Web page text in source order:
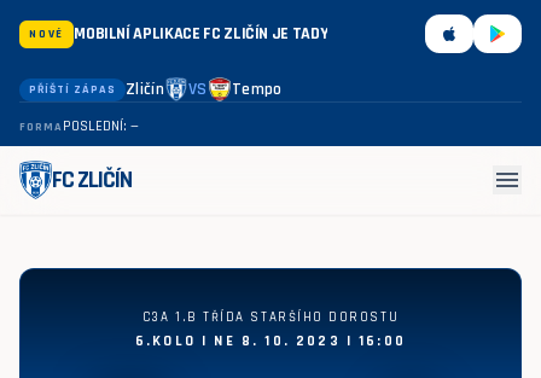
NOVÉ MOBILNÍ APLIKACE FC ZLIČÍN JE TADY
PŘÍŠTÍ ZÁPAS Zličín VS Tempo
FORMAPOSLEDNÍ: —
FC ZLIČÍN menu
Sokol Lochkov - Kunratice 1:4
C3A 1.B TŘÍDA STARŠÍHO DOROSTU
6.KOLO | NE 8. 10. 2023 | 16:00